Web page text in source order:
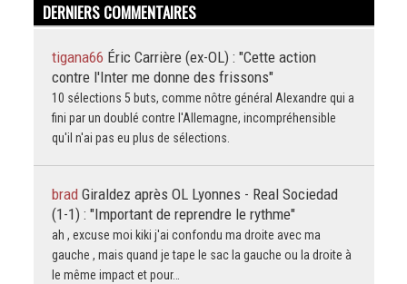
DERNIERS COMMENTAIRES
tigana66 Éric Carrière (ex-OL) : "Cette action
contre l'Inter me donne des frissons"
10 sélections 5 buts, comme nôtre général Alexandre qui a
fini par un doublé contre l'Allemagne, incompréhensible
qu'il n'ai pas eu plus de sélections.
brad Giraldez après OL Lyonnes - Real Sociedad
(1-1) : "Important de reprendre le rythme"
ah , excuse moi kiki j'ai confondu ma droite avec ma
gauche , mais quand je tape le sac la gauche ou la droite à
le même impact et pour…